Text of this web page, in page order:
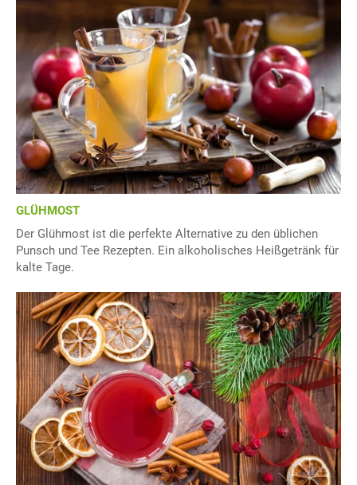
GLÜHMOST
Der Glühmost ist die perfekte Alternative zu den üblichen
Punsch und Tee Rezepten. Ein alkoholisches Heißgetränk für
kalte Tage.